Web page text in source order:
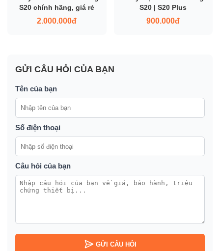
S20 chính hãng, giá rẻ
2.000.000đ
S20 | S20 Plus
900.000đ
GỬI CÂU HỎI CỦA BẠN
Tên của bạn
Số điện thoại
Câu hỏi của bạn
GỬI CÂU HỎI